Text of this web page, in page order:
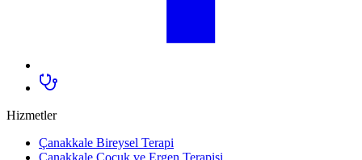
Hizmetler
Çanakkale Bireysel Terapi
Çanakkale Çocuk ve Ergen Terapisi